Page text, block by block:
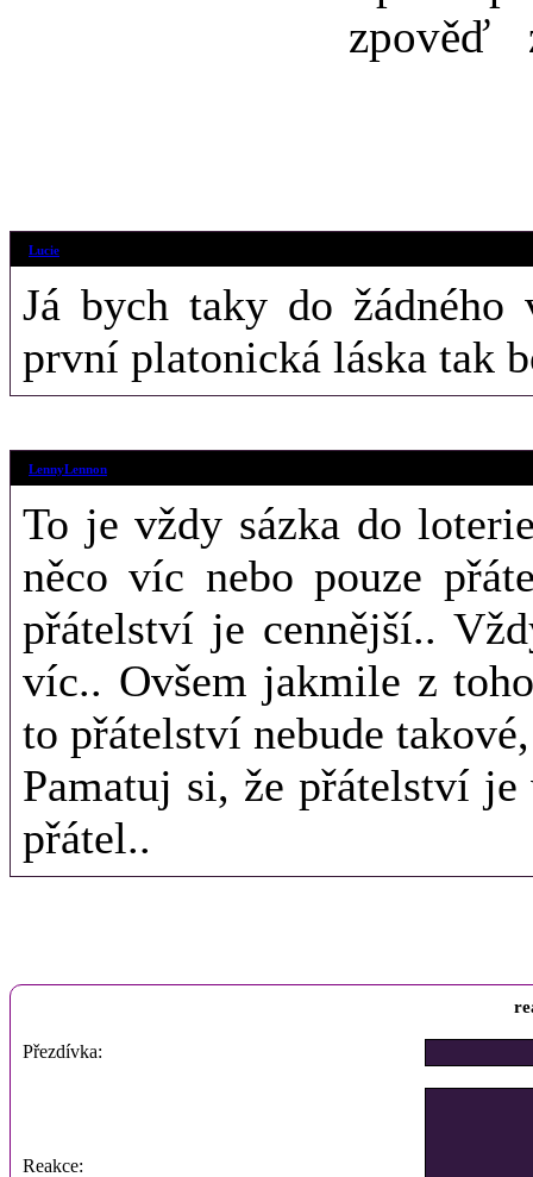
Lucie
Já bych taky do žádného
první platonická láska tak
LennyLennon
To je vždy sázka do
něco víc nebo pouze
přátelství je cennější..
víc.. Ovšem jakmile z
to přátelství nebude
Pamatuj si, že přátelství
přátel..
Přezdívka:
Reakce: